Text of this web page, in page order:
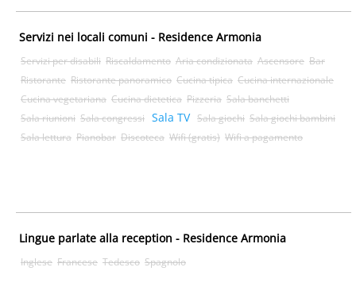
Servizi nei locali comuni - Residence Armonia
Servizi per disabili Riscaldamento Aria condizionata Ascensore Bar
Ristorante Ristorante panoramico Cucina tipica Cucina internazionale
Cucina vegetariana Cucina dietetica Pizzeria Sala banchetti
Sala riunioni Sala congressi Sala TV Sala giochi Sala giochi bambini
Sala lettura Pianobar Discoteca Wifi (gratis) Wifi a pagamento
Lingue parlate alla reception - Residence Armonia
Inglese Francese Tedesco Spagnolo